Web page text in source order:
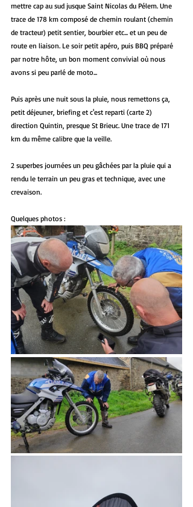
mettre cap au sud jusque Saint Nicolas du Pélem. Une
trace de 178 km composé de chemin roulant (chemin
de tracteur) petit sentier, bourbier etc... et un peu de
route en liaison. Le soir petit apéro, puis BBQ préparé
par notre hôte, un bon moment convivial où nous
avons si peu parlé de moto...
Puis après une nuit sous la pluie, nous remettons ça,
petit déjeuner, briefing et c'est reparti (carte 2)
direction Quintin, presque St Brieuc. Une trace de 171
km du même calibre que la veille.
2 superbes journées un peu gâchées par la pluie qui a
rendu le terrain un peu gras et technique, avec une
crevaison.
Quelques photos :